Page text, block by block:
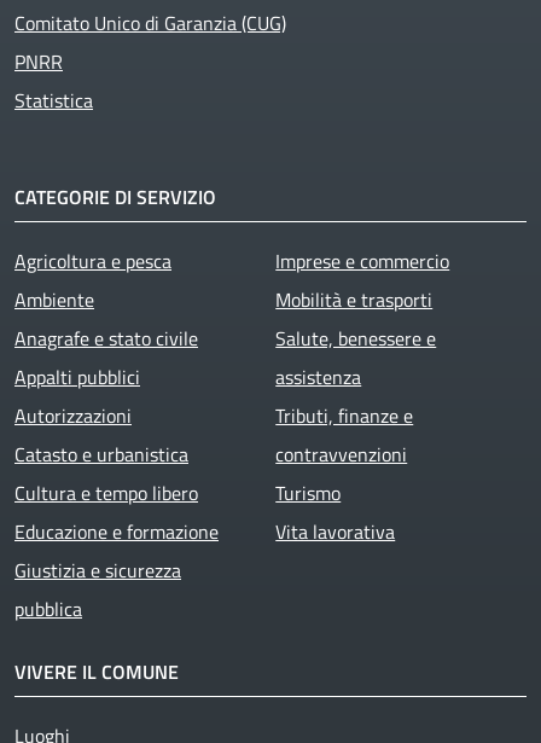
Comitato Unico di Garanzia (CUG)
PNRR
Statistica
CATEGORIE DI SERVIZIO
Agricoltura e pesca
Ambiente
Anagrafe e stato civile
Appalti pubblici
Autorizzazioni
Catasto e urbanistica
Cultura e tempo libero
Educazione e formazione
Giustizia e sicurezza
pubblica
Imprese e commercio
Mobilità e trasporti
Salute, benessere e
assistenza
Tributi, finanze e
contravvenzioni
Turismo
Vita lavorativa
VIVERE IL COMUNE
Luoghi